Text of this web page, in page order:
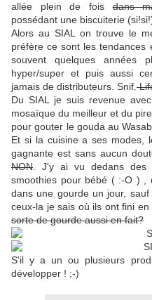
allée plein de foisdans
possédant une biscuiterie
Alors au SIAL on trouve le
préfère ce sont les tendances
souvent quelques années
hyper/super et puis aussi
jamais de distributeurs. Snif.
Du SIAL je suis revenue
mosaïque du meilleur et du
pour gouter le gouda au
Et si la cuisine a ses modes,
gagnante est sans aucun
NON . J'y ai vu dedans des
smoothies pour bébé ( :-O ) ,
dans une gourde un jour,
ceux-la je sais où ils ont fini
sorte de gourde aussi en fait?
S'il y a un ou plusieurs
développer ! ;-)